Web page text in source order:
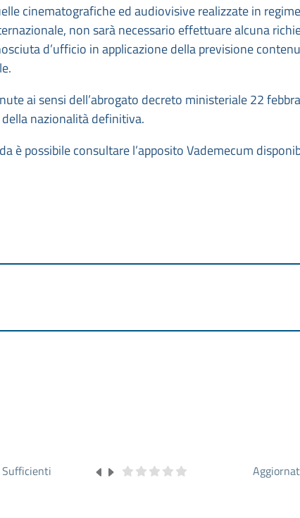
cinematografiche ed audiovisive realizzate in
non sarà necessario effettuare alcuna
d’ufficio in applicazione della previsione
ai sensi dell’abrogato decreto ministeriale 22
nazionalità definitiva.
è possibile consultare l’apposito Vademecum
Sufficienti